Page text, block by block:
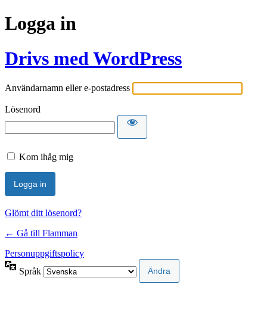
Logga in
Drivs med WordPress
Användarnamn eller e-postadress
Lösenord
Kom ihåg mig
Glömt ditt lösenord?
← Gå till Flamman
Personuppgiftspolicy
Språk